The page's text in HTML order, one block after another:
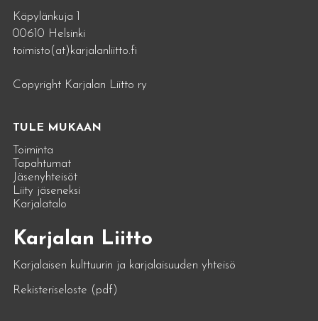
Käpylänkuja 1
00610 Helsinki
toimisto(at)karjalanliitto.fi
Copyright Karjalan Liitto ry
TULE MUKAAN
Toiminta
Tapahtumat
Jäsenyhteisöt
Liity jäseneksi
Karjalatalo
Karjalan Liitto
Karjalaisen kulttuurin ja karjalaisuuden yhteisö
Rekisteriseloste (pdf)